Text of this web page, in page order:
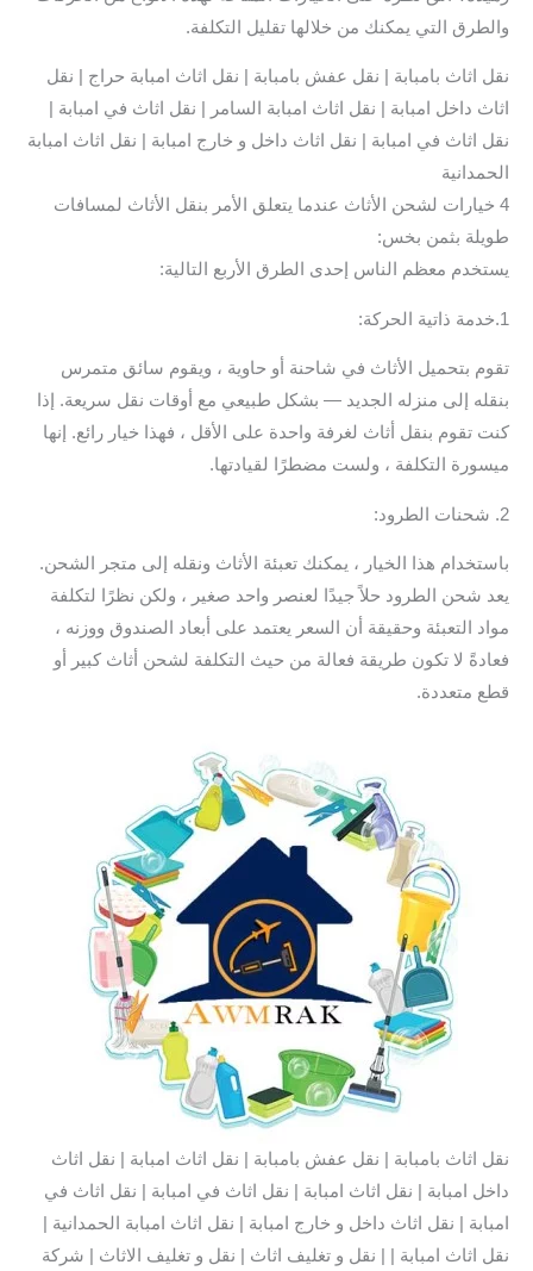
والطرق التي يمكنك من خلالها تقليل التكلفة.
نقل اثاث بامبابة | نقل عفش بامبابة | نقل اثاث امبابة حراج | نقل
اثاث داخل امبابة | نقل اثاث امبابة السامر | نقل اثاث في امبابة |
نقل اثاث في امبابة | نقل اثاث داخل و خارج امبابة | نقل اثاث امبابة
الحمدانية
4 خيارات لشحن الأثاث عندما يتعلق الأمر بنقل الأثاث لمسافات
طويلة بثمن بخس:
يستخدم معظم الناس إحدى الطرق الأربع التالية:
1.خدمة ذاتية الحركة:
تقوم بتحميل الأثاث في شاحنة أو حاوية ، ويقوم سائق متمرس
بنقله إلى منزله الجديد — بشكل طبيعي مع أوقات نقل سريعة. إذا
كنت تقوم بنقل أثاث لغرفة واحدة على الأقل ، فهذا خيار رائع. إنها
ميسورة التكلفة ، ولست مضطرًا لقيادتها.
2. شحنات الطرود:
باستخدام هذا الخيار ، يمكنك تعبئة الأثاث ونقله إلى متجر الشحن.
يعد شحن الطرود حلاً جيدًا لعنصر واحد صغير ، ولكن نظرًا لتكلفة
مواد التعبئة وحقيقة أن السعر يعتمد على أبعاد الصندوق ووزنه ،
فعادةً لا تكون طريقة فعالة من حيث التكلفة لشحن أثاث كبير أو
قطع متعددة.
نقل اثاث بامبابة | نقل عفش بامبابة | نقل اثاث امبابة | نقل اثاث
داخل امبابة | نقل اثاث امبابة | نقل اثاث في امبابة | نقل اثاث في
امبابة | نقل اثاث داخل و خارج امبابة | نقل اثاث امبابة الحمدانية |
نقل اثاث امبابة | | نقل و تغليف اثاث | نقل و تغليف الاثاث | شركة